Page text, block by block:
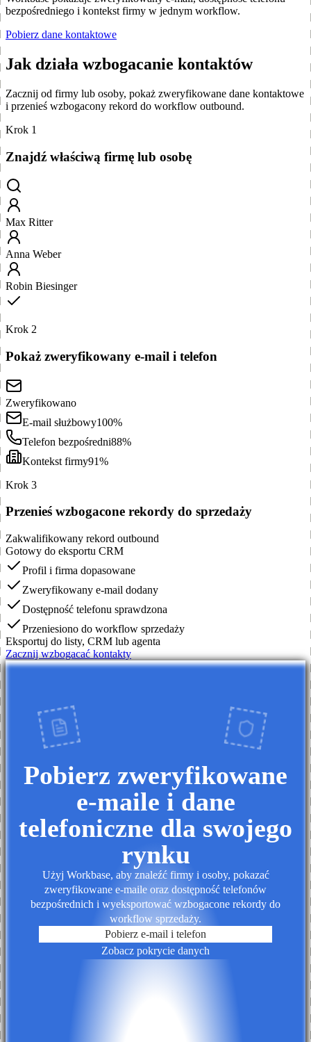
bezpośredniego i kontekst firmy w jednym workflow.
Pobierz dane kontaktowe
Jak działa wzbogacanie kontaktów
Zacznij od firmy lub osoby, pokaż zweryfikowane dane kontaktowe
i przenieś wzbogacony rekord do workflow outbound.
Krok 1
Znajdź właściwą firmę lub osobę
Max Ritter
Anna Weber
Robin Biesinger
Krok 2
Pokaż zweryfikowany e-mail i telefon
Zweryfikowano
E-mail służbowy100%
Telefon bezpośredni88%
Kontekst firmy91%
Krok 3
Przenieś wzbogacone rekordy do sprzedaży
Zakwalifikowany rekord outbound
Gotowy do eksportu CRM
Profil i firma dopasowane
Zweryfikowany e-mail dodany
Dostępność telefonu sprawdzona
Przeniesiono do workflow sprzedaży
Eksportuj do listy, CRM lub agenta
Zacznij wzbogacać kontakty
Pobierz zweryfikowane
e-maile i dane
telefoniczne dla swojego
rynku
Użyj Workbase, aby znaleźć firmy i osoby, pokazać
zweryfikowane e-maile oraz dostępność telefonów
bezpośrednich i wyeksportować wzbogacone rekordy do
workflow sprzedaży.
Pobierz e-mail i telefon
Zobacz pokrycie danych